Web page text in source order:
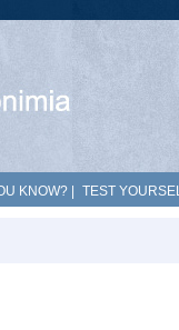
KNOW? TEST